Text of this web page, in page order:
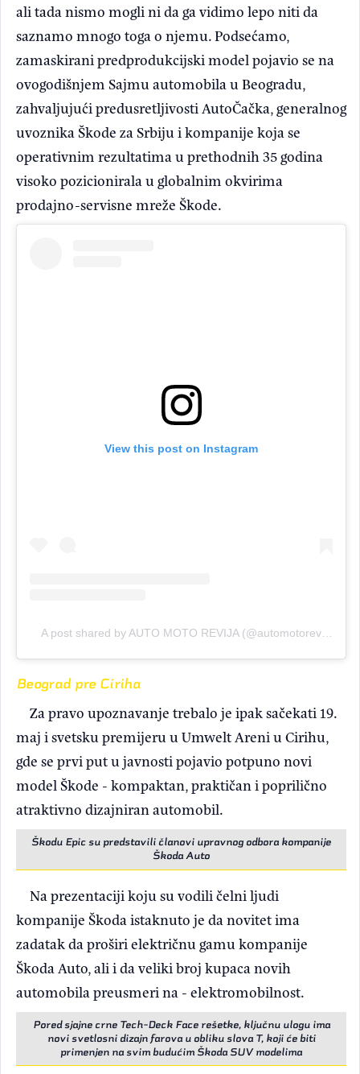
ali tada nismo mogli ni da ga vidimo lepo niti da
saznamo mnogo toga o njemu. Podsećamo,
zamaskirani predprodukcijski model pojavio se na
ovogodišnjem Sajmu automobila u Beogradu,
zahvaljujući predusretljivosti AutoČačka, generalnog
uvoznika Škode za Srbiju i kompanije koja se
operativnim rezultatima u prethodnih 35 godina
visoko pozicionirala u globalnim okvirima
prodajno-servisne mreže Škode.
View this post on Instagram
Beograd pre Ciriha
Za pravo upoznavanje trebalo je ipak sačekati 19.
maj i svetsku premijeru u Umwelt Areni u Cirihu,
gde se prvi put u javnosti pojavio potpuno novi
model Škode - kompaktan, praktičan i poprilično
atraktivno dizajniran automobil.
Škodu Epic su predstavili članovi upravnog odbora kompanije
Škoda Auto
Na prezentaciji koju su vodili čelni ljudi
kompanije Škoda istaknuto je da novitet ima
zadatak da proširi električnu gamu kompanije
Škoda Auto, ali i da veliki broj kupaca novih
automobila preusmeri na - elektromobilnost.
Pored sjajne crne Tech-Deck Face rešetke, ključnu ulogu ima
novi svetlosni dizajn farova u obliku slova T, koji će biti
primenjen na svim budućim Škoda SUV modelima